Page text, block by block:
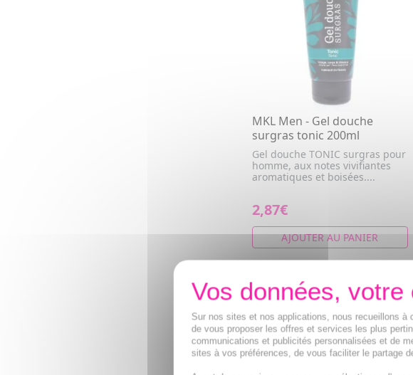
MKL Men - Gel douche
surgras tonic 200ml
Gel douche TONIC surgras pour
homme, aux notes vivifiantes
aromatiques et boisées....
2,87€
AJOUTER AU PANIER
- 20 %
Sur nos sites et nos applications, nous recueillons
de vous proposer les offres et services les plus
communications et publicités personnalisées et de
sites à vos préférences, de vous faciliter le partage